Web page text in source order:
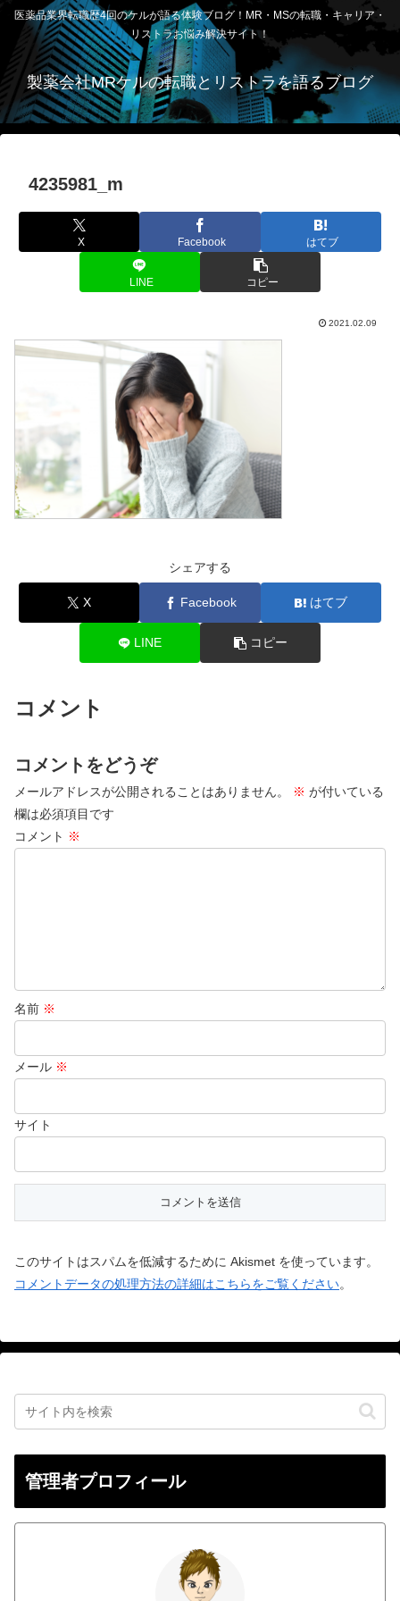
医薬品業界転職歴4回のケルが語る体験ブログ！MR・MSの転職・キャリア・
リストラお悩み解決サイト！
製薬会社MRケルの転職とリストラを語るブログ
4235981_m
X Facebook はてブ
LINE コピー
2021.02.09
シェアする
X Facebook はてブ
LINE コピー
コメント
コメントをどうぞ
メールアドレスが公開されることはありません。 ※ が付いている
欄は必須項目です
コメント ※
名前 ※
メール ※
サイト
このサイトはスパムを低減するために Akismet を使っています。
コメントデータの処理方法の詳細はこちらをご覧ください。
管理者プロフィール